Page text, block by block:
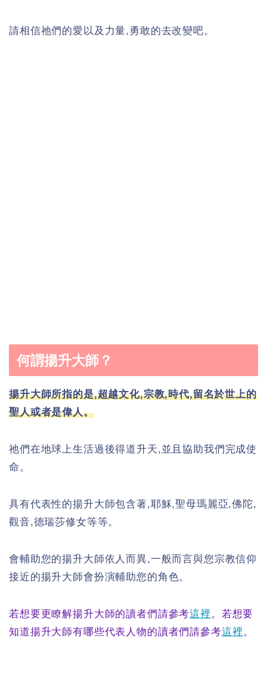
請相信祂們的愛以及力量,勇敢的去改變吧。
何謂揚升大師？
揚升大師所指的是,超越文化,宗教,時代,留名於世上的
聖人或者是偉人。
祂們在地球上生活過後得道升天,並且協助我們完成使
命。
具有代表性的揚升大師包含著,耶穌,聖母瑪麗亞,佛陀,
觀音,德瑞莎修女等等。
會輔助您的揚升大師依人而異,一般而言與您宗教信仰
接近的揚升大師會扮演輔助您的角色。
若想要更瞭解揚升大師的讀者們請參考這裡。若想要
知道揚升大師有哪些代表人物的讀者們請參考這裡。